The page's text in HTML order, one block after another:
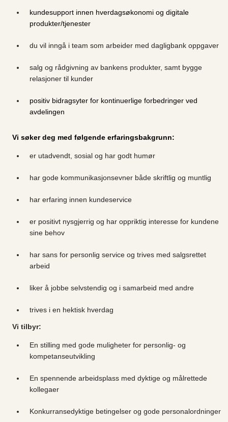
kundesupport innen hverdagsøkonomi og digitale
produkter/tjenester
du vil inngå i team som arbeider med dagligbank oppgaver
salg og rådgivning av bankens produkter, samt bygge
relasjoner til kunder
positiv bidragsyter for kontinuerlige forbedringer ved
avdelingen
Vi søker deg med følgende erfaringsbakgrunn:
er utadvendt, sosial og har godt humør
har gode kommunikasjonsevner både skriftlig og muntlig
har erfaring innen kundeservice
er positivt nysgjerrig og har oppriktig interesse for kundene
sine behov
har sans for personlig service og trives med salgsrettet
arbeid
liker å jobbe selvstendig og i samarbeid med andre
trives i en hektisk hverdag
Vi tilbyr:
En stilling med gode muligheter for personlig- og
kompetanseutvikling
En spennende arbeidsplass med dyktige og målrettede
kollegaer
Konkurransedyktige betingelser og gode personalordninger